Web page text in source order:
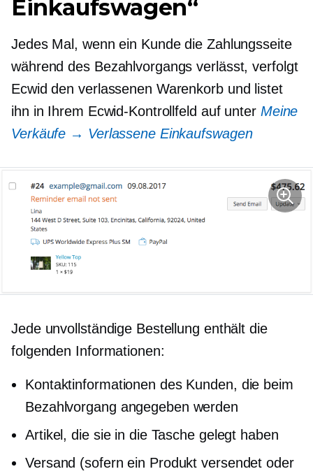
Einkaufswagen“
Jedes Mal, wenn ein Kunde die Zahlungsseite
während des Bezahlvorgangs verlässt, verfolgt
Ecwid den verlassenen Warenkorb und listet
ihn in Ihrem Ecwid-Kontrollfeld auf unter Meine
Verkäufe → Verlassene Einkaufswagen
Jede unvollständige Bestellung enthält die
folgenden Informationen:
Kontaktinformationen des Kunden, die beim
Bezahlvorgang angegeben werden
Artikel, die sie in die Tasche gelegt haben
Versand (sofern ein Produkt versendet oder